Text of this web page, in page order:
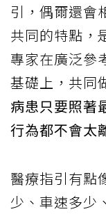
引，偶爾還會
共同的特點，
專家在廣泛參
基礎上，共同
病患只要照著
行為都不會太
醫療指引有點
少、車速多少